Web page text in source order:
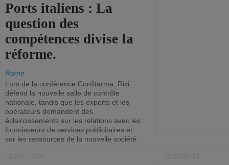
Ports italiens : La
question des
compétences divise la
réforme.
Rome
Lors de la conférence Confitarma, Rixi
défend la nouvelle salle de contrôle
nationale, tandis que les experts et les
opérateurs demandent des
éclaircissements sur les relations avec les
fournisseurs de services publicitaires et
sur les ressources de la nouvelle société.